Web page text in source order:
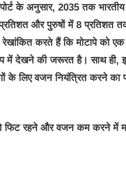
के अनुसार, 2035 तक
और पुरुषों में 8 प्रतिशत
करते हैं कि मोटापे को एक
में देखने की जरूरत है। साथ ही,
के लिए वजन नियंत्रित करने का
फिट रहने और वजन कम करने में